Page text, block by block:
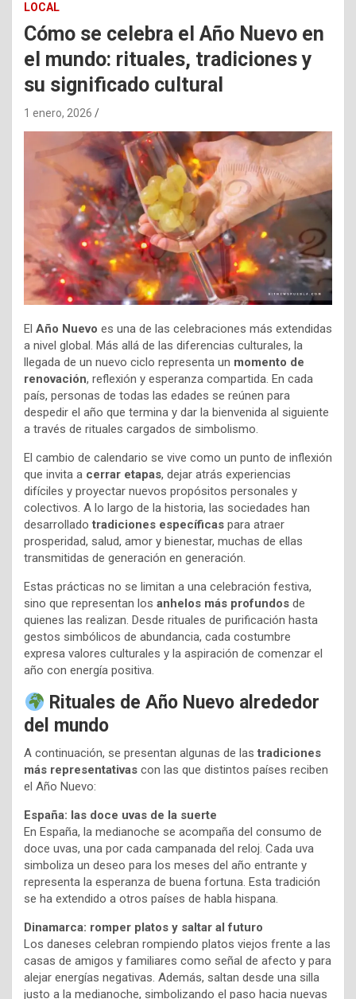
LOCAL
Cómo se celebra el Año Nuevo en
el mundo: rituales, tradiciones y
su significado cultural
1 enero, 2026
El Año Nuevo es una de las celebraciones más extendidas
a nivel global. Más allá de las diferencias culturales, la
llegada de un nuevo ciclo representa un momento de
renovación, reflexión y esperanza compartida. En cada
país, personas de todas las edades se reúnen para
despedir el año que termina y dar la bienvenida al siguiente
a través de rituales cargados de simbolismo.
El cambio de calendario se vive como un punto de inflexión
que invita a cerrar etapas, dejar atrás experiencias
difíciles y proyectar nuevos propósitos personales y
colectivos. A lo largo de la historia, las sociedades han
desarrolladotradiciones específicas para atraer
prosperidad, salud, amor y bienestar, muchas de ellas
transmitidas de generación en generación.
Estas prácticas no se limitan a una celebración festiva,
sino que representan los anhelos más profundos de
quienes las realizan. Desde rituales de purificación hasta
gestos simbólicos de abundancia, cada costumbre
expresa valores culturales y la aspiración de comenzar el
año con energía positiva.
Rituales de Año Nuevo alrededor
del mundo
A continuación, se presentan algunas de lastradiciones
más representativas con las que distintos países reciben
el Año Nuevo:
España: las doce uvas de la suerte
En España, la medianoche se acompaña del consumo de
doce uvas, una por cada campanada del reloj. Cada uva
simboliza un deseo para los meses del año entrante y
representa la esperanza de buena fortuna. Esta tradición
se ha extendido a otros países de habla hispana.
Dinamarca: romper platos y saltar al futuro
Los daneses celebran rompiendo platos viejos frente a las
casas de amigos y familiares como señal de afecto y para
alejar energías negativas. Además, saltan desde una silla
justo a la medianoche, simbolizando el paso hacia nuevas